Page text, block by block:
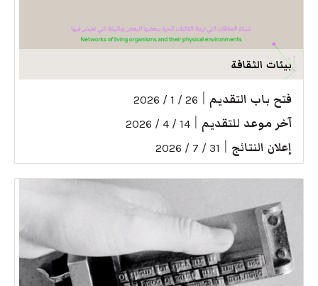
بيئات الثقافة
فتح باب التقديم 26 / 1 / 2026
آخر موعد للتقديم 14 / 4 / 2026
إعلان النتائج 31 / 7 / 2026